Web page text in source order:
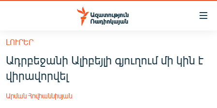
Մատչելիության
հիմնական
բովանդակությանը
Անցնել
հիմնական
մենյուին
ՀԱՅԱՍՏԱՆ
ՔԱՂԱՔԱԿԱՆ
ԸՆՏՐՈՒԹՅՈՒՆՆԵՐ 2026
ԼՈՒՐԵՐ
Ադրբեջանի Ալիբեյլի գյուղում մի կին է
վիրավորվել
Արման Հովհաննիսյան